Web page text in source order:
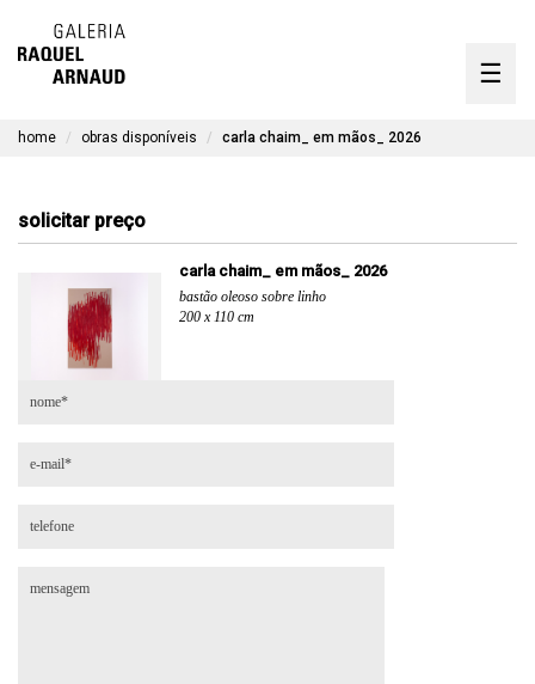
☰
contato
home obras disponíveis carla chaim_ em mãos_ 2026
solicitar preço
carla chaim_ em mãos_ 2026
bastão oleoso sobre linho
200 x 110 cm